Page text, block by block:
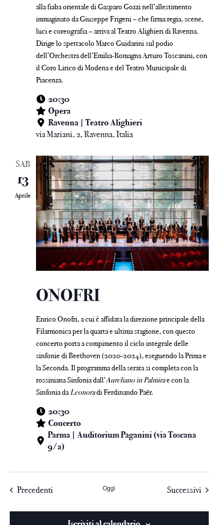
alla fiaba orientale di Gasparo Gozzi nell’allestimento
immaginato da Giuseppe Frigeni – che firma regia, scene,
luci e coreografia – arriva al Teatro Alighieri di Ravenna.
Dirige lo spettacolo Marco Guidarini sul podio
dell’Orchestra dell’Emilia-Romagna Arturo Toscanini, con
il Coro Lirico di Modena e del Teatro Municipale di
Piacenza.
20:30
Opera
Ravenna | Teatro Alighieri
via Mariani, 2, Ravenna, Italia
SAB
13
Aprile
ONOFRI
Enrico Onofri, a cui è affidata la direzione principale della
Filarmonica per la quarta e ultima stagione, con questo
concerto porta a compimento il ciclo integrale delle
sinfonie di Beethoven (2020-2024), eseguendo la Prima e
la Seconda. Il programma della serata si completa con la
rossiniana Sinfonia dall’Aureliano in Palmirae con la
Sinfonia daLeonoradi Ferdinando Paër.
20:30
Concerto
Parma | Auditorium Paganini (via Toscana
9/a)
Precedenti Oggi Successivi